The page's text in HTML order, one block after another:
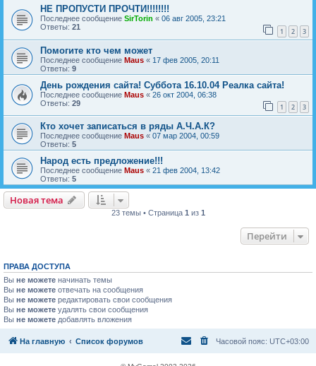
НЕ ПРОПУСТИ ПРОЧТИ!!!!!!!!
Последнее сообщение SirTorin « 06 авг 2005, 23:21
Ответы: 21 1 2 3
Помогите кто чем может
Последнее сообщение Maus « 17 фев 2005, 20:11
Ответы: 9
День рождения сайта! Суббота 16.10.04 Реалка сайта!
Последнее сообщение Maus « 26 окт 2004, 06:38
Ответы: 29 1 2 3
Кто хочет записаться в ряды А.Ч.А.К?
Последнее сообщение Maus « 07 мар 2004, 00:59
Ответы: 5
Народ есть предложение!!!
Последнее сообщение Maus « 21 фев 2004, 13:42
Ответы: 5
Новая тема
Новаятема
23 темы • Страница 1 из 1
Перейти
ПРАВА ДОСТУПА
Вы не можете начинать темы
Вы не можете отвечать на сообщения
Вы не можете редактировать свои сообщения
Вы не можете удалять свои сообщения
Вы не можете добавлять вложения
На главную Список форумов Часовой пояс: UTC+03:00